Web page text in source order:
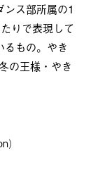
ス部所属の1
りで表現して
るもの。やき
の王様・やき